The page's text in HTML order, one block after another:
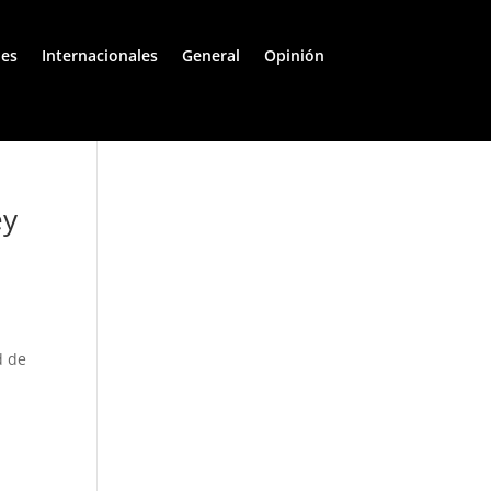
Internacionales General Opinión
de